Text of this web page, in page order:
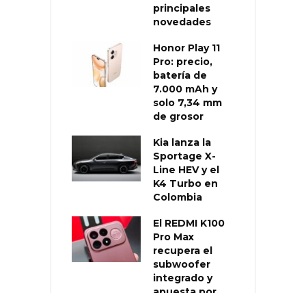
principales
novedades
Honor Play 11
Pro: precio,
batería de
7.000 mAh y
solo 7,34 mm
de grosor
Kia lanza la
Sportage X-
Line HEV y el
K4 Turbo en
Colombia
El REDMI K100
Pro Max
recupera el
subwoofer
integrado y